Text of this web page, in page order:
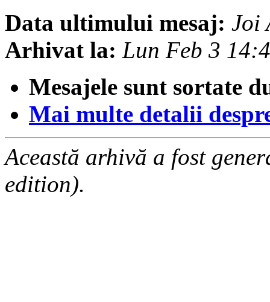
Data ultimului mesaj: Joi
Arhivat la: Lun Feb 3
Mesajele sunt sortate
Mai multe detalii
Această arhivă a fost
edition).